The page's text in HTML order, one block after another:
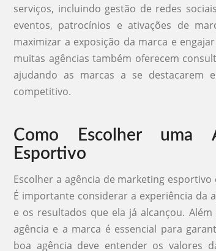
serviços, incluindo gestão de redes
eventos, patrocínios e ativações de
maximizar a exposição da marca e
muitas agências também oferecem
ajudando as marcas a se destacarem
competitivo.
Como Escolher uma
Esportivo
Escolher a agência de marketing
É importante considerar a experiência da
e os resultados que ela já alcançou.
agência e a marca é essencial para
boa agência deve entender os valores